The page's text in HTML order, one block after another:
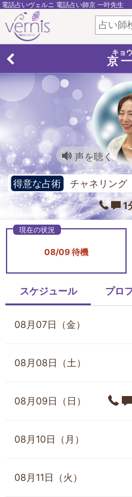
電話占いヴェルニ 電話占い師京 一叶先生
キョ
京
声を聴く
得意な占術
チャネリン
1
08/09 待機
スケジュール プロ
08月07日（金）
08月08日（土）
08月09日（日）
08月10日（月）
08月11日（火）